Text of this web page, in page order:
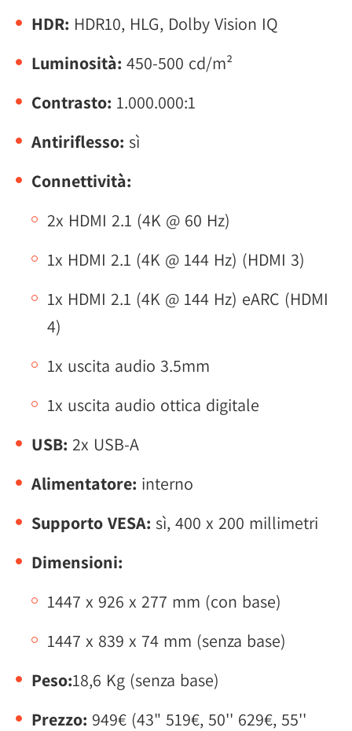
HDR: HDR10, HLG, Dolby Vision IQ
Luminosità: 450-500 cd/m²
Contrasto: 1.000.000:1
Antiriflesso: sì
Connettività:
2x HDMI 2.1 (4K @ 60 Hz)
1x HDMI 2.1 (4K @ 144 Hz) (HDMI 3)
1x HDMI 2.1 (4K @ 144 Hz) eARC (HDMI
4)
1x uscita audio 3.5mm
1x uscita audio ottica digitale
USB: 2x USB-A
Alimentatore: interno
Supporto VESA: sì, 400 x 200 millimetri
Dimensioni:
1447 x 926 x 277 mm (con base)
1447 x 839 x 74 mm (senza base)
Peso:18,6 Kg (senza base)
Prezzo: 949€ (43" 519€, 50'' 629€, 55''